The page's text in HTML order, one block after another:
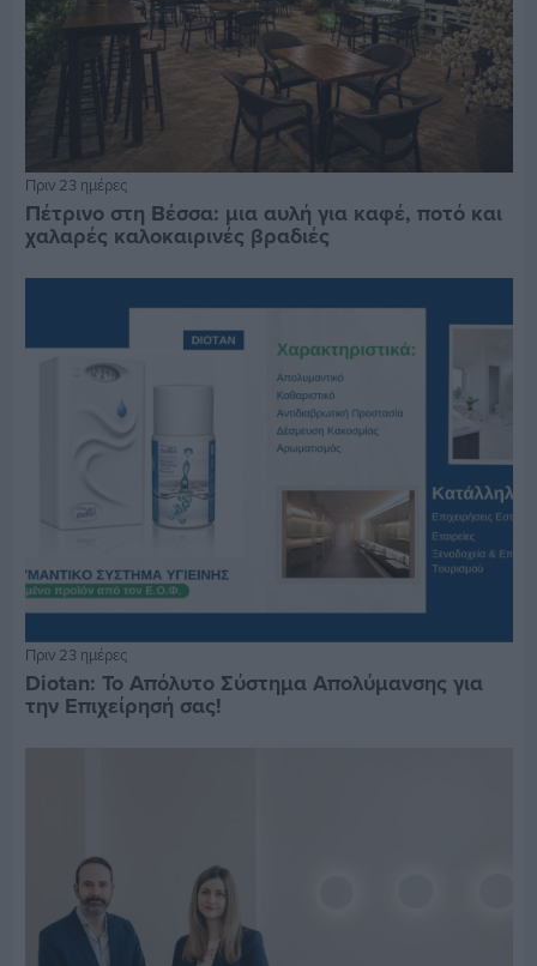
Πριν 23 ημέρες
Πέτρινο στη Βέσσα: μια αυλή για καφέ, ποτό και
χαλαρές καλοκαιρινές βραδιές
Πριν 23 ημέρες
Diotan: Το Απόλυτο Σύστημα Απολύμανσης για
την Επιχείρησή σας!